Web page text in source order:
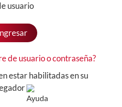
usuario
de usuario o contraseña?
estar habilitadas en su